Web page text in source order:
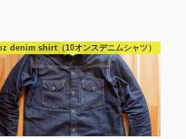
denim shirt（10オンスデニムシャツ）